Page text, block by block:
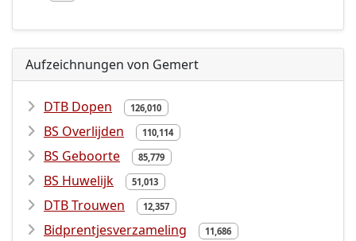
Aufzeichnungen von Gemert
DTB Dopen 126,010
BS Overlijden 110,114
BS Geboorte 85,779
BS Huwelijk 51,013
DTB Trouwen 12,357
Bidprentjesverzameling 11,686